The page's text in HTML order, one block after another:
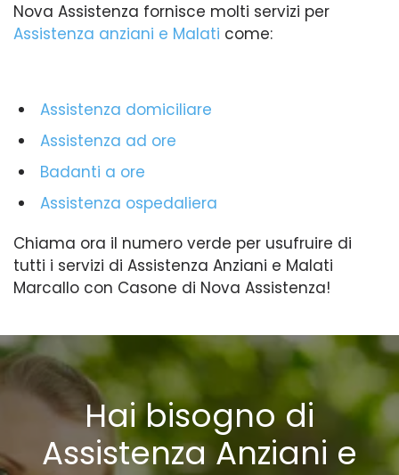
Nova Assistenza fornisce molti servizi per
Assistenza anziani e Malati come:
Assistenza domiciliare
Assistenza ad ore
Badanti a ore
Assistenza ospedaliera
Chiama ora il numero verde per usufruire di
tutti i servizi di Assistenza Anziani e Malati
Marcallo con Casone di Nova Assistenza!
Hai bisogno di
Assistenza Anziani e